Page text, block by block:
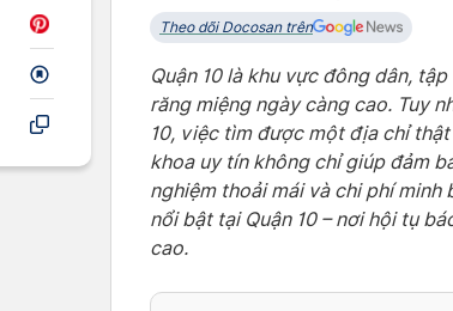
Theo dõi Docosan trên
Quận 10 là khu vực đông dân,
răng miệng ngày càng cao. Tuy
10, việc tìm được một địa chỉ
khoa uy tín không chỉ giúp đảm
nghiệm thoải mái và chi phí minh
nổi bật tại Quận 10 – nơi hội tụ
cao.